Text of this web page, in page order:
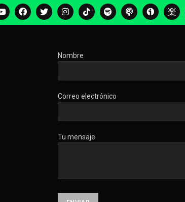
Nombre
Correo electrónico
Tu mensaje